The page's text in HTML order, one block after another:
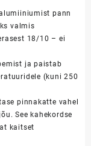
pann
valmis
18/10 – ei
ja paistab
(kuni 250
pinnakatte vahel
See kahekordse
kaitset